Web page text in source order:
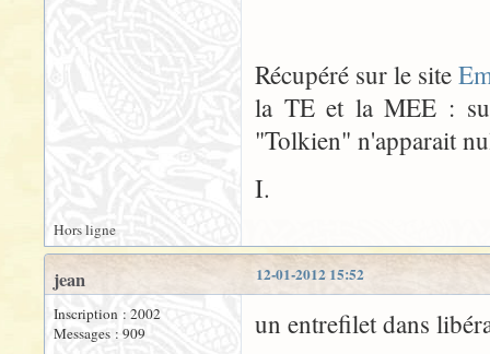
Récupéré sur le site
la TE et la MEE :
"Tolkien" n'apparait
I.
Hors ligne
12-01-2012 15:52
jean
Inscription : 2002
Messages : 909
un entrefilet dans